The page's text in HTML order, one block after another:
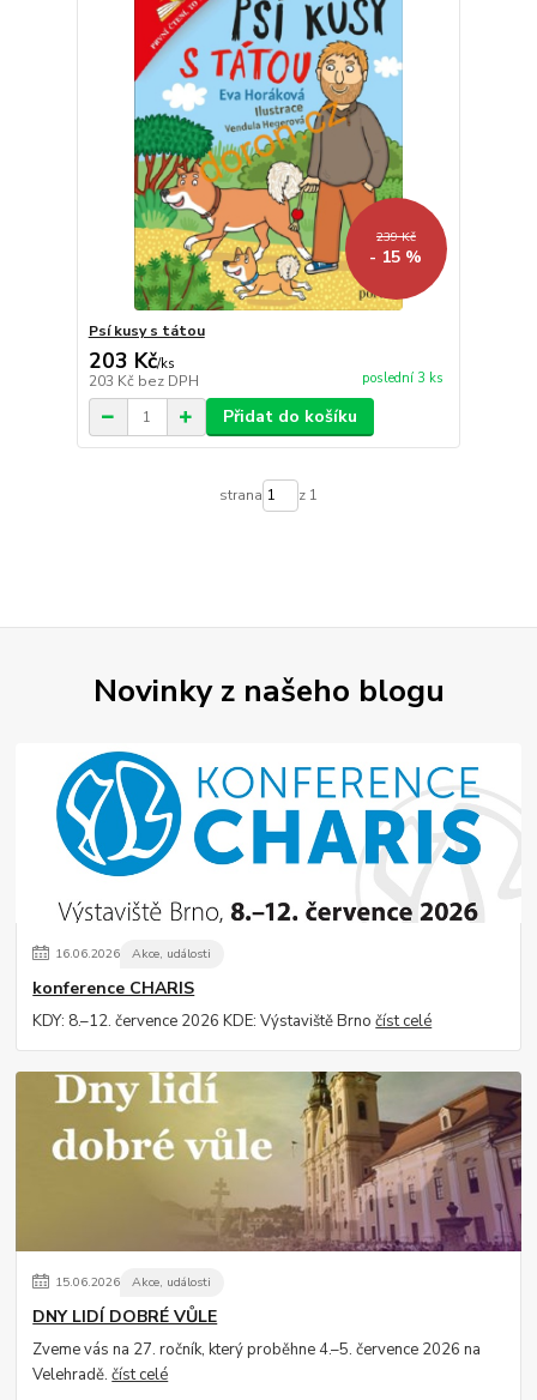
239 Kč
- 15 %
Psí kusy s tátou
203 Kč/ks
203 Kč bez DPH poslední 3 ks
Přidat do košíku
strana z 1
Novinky z našeho blogu
16.06.2026 Akce, události
konference CHARIS
KDY: 8.–12. července 2026 KDE: Výstaviště Brnočíst celé
15.06.2026 Akce, události
DNY LIDÍ DOBRÉ VŮLE
Zveme vás na 27. ročník, který proběhne 4.–5. července 2026 na
Velehradě.číst celé